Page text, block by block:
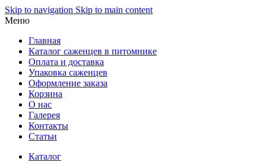
Skip to navigation Skip to main content
Меню
Главная
Каталог саженцев в питомнике
Оплата и доставка
Упаковка саженцев
Оформление заказа
Корзина
О нас
Галерея
Контакты
Статьи
Каталог